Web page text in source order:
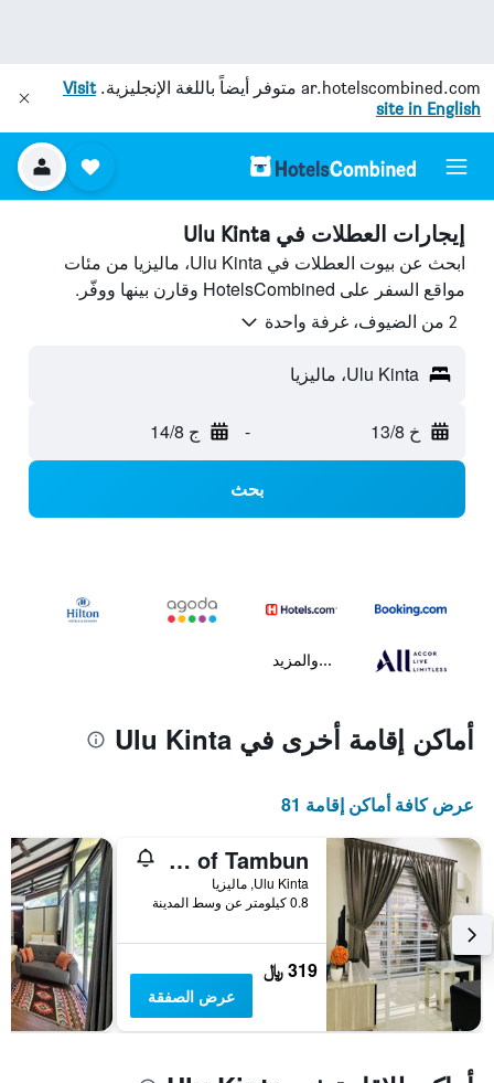
ar.hotelscombined.com متوفر أيضاً باللغة الإنجليزية.Visit
site in English
إيجارات العطلات في Ulu Kinta
ابحث عن بيوت العطلات في Ulu Kinta، ماليزيا من مئات
مواقع السفر على HotelsCombined وقارن بينها ووفّر.
2 من الضيوف، غرفة واحدة
Ulu Kinta، ماليزيا
خ 13/8 - ج 14/8
بحث
...والمزيد
أماكن إقامة أخرى في Ulu Kinta
عرض كافة أماكن إقامة 81
De Little Cabin - 7mins to Sunway Iost World of Tambun
Ulu Kinta, ماليزيا
0.8 كيلومتر عن وسط المدينة
319 ﷼
عرض الصفقة